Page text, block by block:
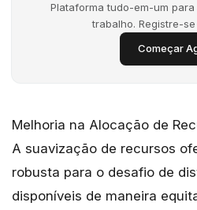
Plataforma tudo-em-um
trabalho. Registre-
Começar
Melhoria na Alocação de
A suavização de recursos
robusta para o desafio de
disponíveis de maneira